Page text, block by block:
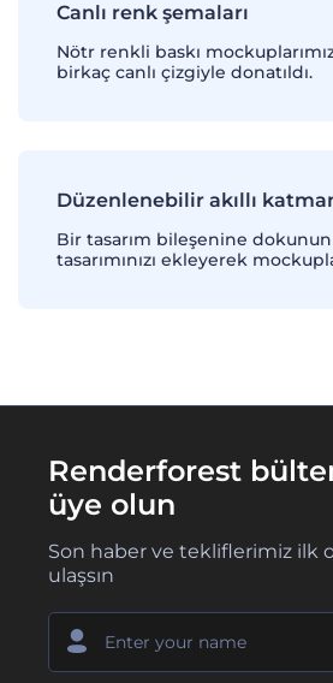
Canlı renk şemaları
Nötr renkli baskı
birkaç canlı çizgiyle donatıldı.
Düzenlenebilir akıllı
Bir tasarım bileşenine
tasarımınızı ekleyerek
Renderforest
üye olun
Son haber ve tekliflerimiz ilk
ulaşsın